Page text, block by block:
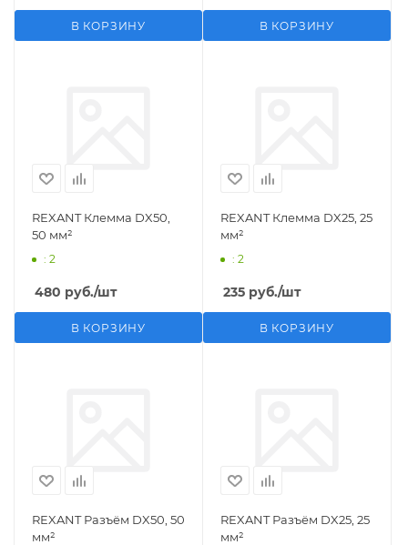
В КОРЗИНУ В КОРЗИНУ
REXANT Клемма DX50,
50 мм²
: 2
480 руб./шт
В КОРЗИНУ
REXANT Клемма DX25, 25
мм²
: 2
235 руб./шт
В КОРЗИНУ
REXANT Разъём DX50, 50
мм²
REXANT Разъём DX25, 25
мм²